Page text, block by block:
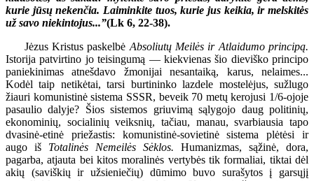
kurie jūsų nekenčia. Laiminkite tuos, kurie jus keikia, ir melskitės
už savo niekintojus...”(Lk 6, 22-38).
Jėzus Kristus paskelbė Absoliutų Meilės ir Atlaidumo principą.
Istorija patvirtino jo teisingumą — kiekvienas šio dieviško principo
paniekinimas atnešdavo žmonijai nesantaiką, karus, nelaimes...
Kodėl taip netikėtai, tarsi burtininko lazdele mostelėjus, sužlugo
žiauri komunistinė sistema SSSR, beveik 70 metų kerojusi 1/6-ojoje
pasaulio dalyje? Šios sistemos griuvimą sąlygojo daug politinių,
ekonominių, socialinių veiksnių, tačiau, manau, svarbiausia tapo
dvasinė-etinė priežastis: komunistinė-sovietinė sistema plėtėsi ir
augo iš Totalinės Nemeilės Sėklos. Humanizmas, sąžinė, dora,
pagarba, atjauta bei kitos moralinės vertybės tik formaliai, tiktai dėl
akių (saviškių ir užsieniečių) dūmimo buvo surašytos į garsųjį